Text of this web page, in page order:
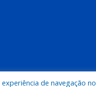
de navegação